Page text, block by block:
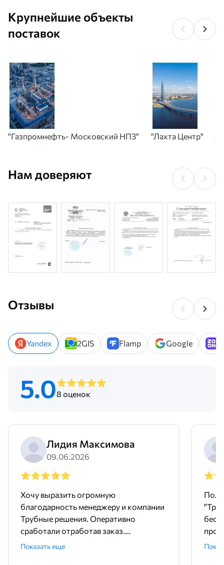
Крупнейшие объекты
поставок
"Газпромнефть- Московский НПЗ" "Лахта Центр"
Нам доверяют
Отзывы
Yandex 2GIS Flamp Google
5.08 оценок
Лидия Максимова
09.06.2026
Хочу выразить огромную
благодарность менеджеру и компании
Трубные решения. Оперативно
сработали отработав заказ.
Доставили точно в срок и без
Показать еще